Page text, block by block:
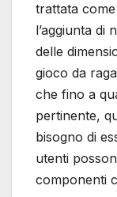
trattata
l’aggiunta di
delle
gioco da
che fino a
pertinente,
bisogno di
utenti
componenti